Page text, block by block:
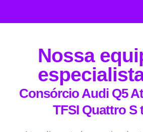
Nossa
Consórcio Audi Q5
TFSI Quattro S